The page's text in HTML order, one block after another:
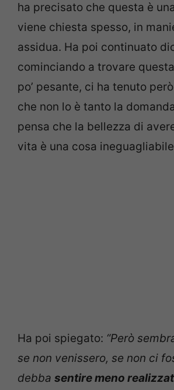
ha precisato che questa è
viene chiesta spesso, in
assidua. Ha poi continuato
cominciando a trovare
po’ pesante, ci ha tenuto
che non lo è tanto la
pensa che la bellezza di
vita è una cosa
Ha poi spiegato: “Però
se non venissero, se non ci
debba sentire meno